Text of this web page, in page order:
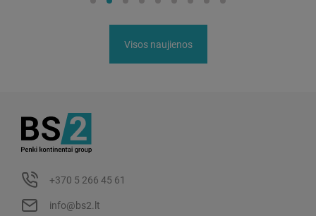
Visos naujienos
+370 5 266 45 61
info@bs2.lt